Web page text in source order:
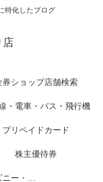
特化したブログ
店
券ショップ店舗検索
・電車・バス・飛行機
プリペイドカード
株主優待券
レジャーチケット（ディズニー・USJ他）